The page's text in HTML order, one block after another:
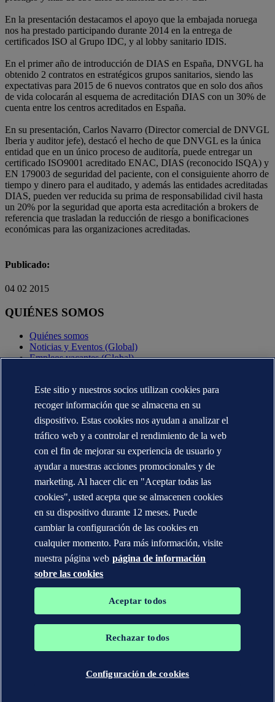
En la presentación destacamos el apoyo que la embajada noruega
nos ha prestado participando durante 2014 en la entrega de
certificados ISO al Grupo IDC, y al lobby sanitario IDIS.
En el primer año de introducción de DIAS en España, DNVGL ha
obtenido 2 contratos en estratégicos grupos sanitarios, siendo las
expectativas para 2015 de 6 nuevos contratos que en solo dos años
de vida colocarán al esquema de acreditación DIAS con un 30% de
cuenta entre los centros acreditados en España.
En su presentación, Carlos Navarro (Director comercial de DNVGL
Iberia y auditor jefe), destacó el hecho de que DNVGL es la única
entidad que en un único proceso de auditoría, puede entregar un
certificado ISO9001 acreditado ENAC, DIAS (reconocido ISQA) y
EN 179003 de seguridad del paciente, con el consiguiente ahorro de
tiempo y dinero para el auditado, y además las entidades acreditadas
DIAS, pueden ver reducida su prima de responsabilidad civil hasta
un 20% por la seguridad que aporta esta acreditación a brokers de
referencia que trasladan la reducción de riesgo a bonificaciones
económicas para las organizaciones acreditadas.
Publicado:
04 02 2015
QUIÉNES SOMOS
Quiénes somos
Noticias y Eventos (Global)
Empleos vacantes (Global)
CONTÁCTENOS
Contacte con nosotros
Dónde estamos
Media contacts (Global)
Veracity.com
Declaración de privacidad
Términos de uso
Copyright © DNV AS 2025
Información de las cookies
Las marcas registradas DNV GL®, DNV®, Horizon Graphic y Det
Norske Veritas. Todos los derechos reservados.
Este sitio y nuestros socios utilizan cookies para
recoger información que se almacena en su
dispositivo. Estas cookies nos ayudan a analizar el
tráfico web y a controlar el rendimiento de la web
con el fin de mejorar su experiencia de usuario y
ayudar a nuestras acciones promocionales y de
marketing. Al hacer clic en "Aceptar todas las
cookies", usted acepta que se almacenen cookies
en su dispositivo durante 12 meses. Puede
cambiar la configuración de las cookies en
cualquier momento. Para más información, visite
nuestra página web página de información
sobre las cookies
Aceptar todos
Rechazar todos
Configuración de cookies